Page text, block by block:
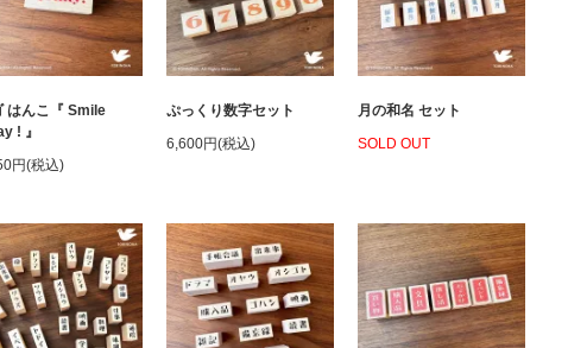
はんこ『 Smile
! 』
円(税込)
ぷっくり数字セット
6,600円(税込)
月の和名 セット
SOLD OUT